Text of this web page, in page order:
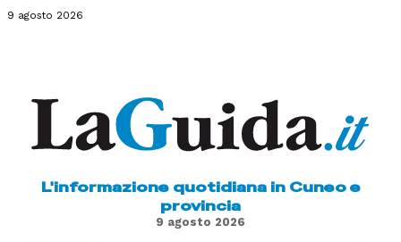
9 agosto 2026
L'informazione quotidiana in Cuneo e
provincia
9 agosto 2026